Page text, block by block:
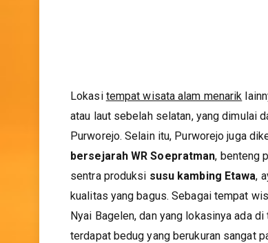
Lokasi tempat wisata alam menarik
atau laut sebelah selatan, yang dimulai
Purworejo. Selain itu, Purworejo juga
bersejarah WR Soepratman, benteng
sentra produksi susu kambing Etawa,
kualitas yang bagus. Sebagai tempat
Nyai Bagelen, dan yang lokasinya ada
terdapat bedug yang berukuran sangat